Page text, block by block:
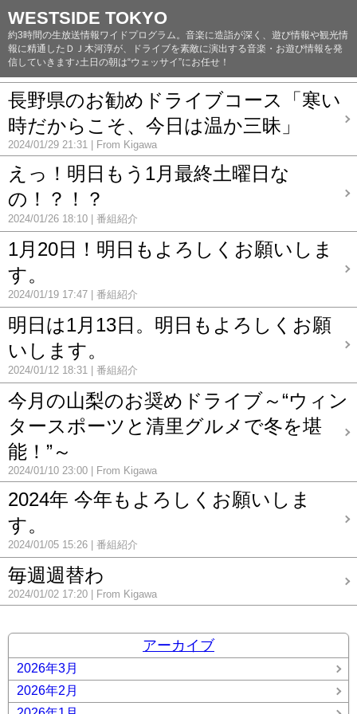
WESTSIDE TOKYO
約3時間の生放送情報ワイドプログラム。音楽に造詣が深く、遊び情報や観光情
報に精通したＤＪ木河淳が、ドライブを素敵に演出する音楽・お遊び情報を発
信していきます♪土日の朝は“ウェッサイ”にお任せ！
長野県のお勧めドライブコース「寒い
時だからこそ、今日は温か三昧」
2024/01/29 21:31 From Kigawa
えっ！明日もう1月最終土曜日な
の！？！？
2024/01/26 18:10 番組紹介
1月20日！明日もよろしくお願いしま
す。
2024/01/19 17:47 番組紹介
明日は1月13日。明日もよろしくお願
いします。
2024/01/12 18:31 番組紹介
今月の山梨のお奨めドライブ～“ウィン
タースポーツと清里グルメで冬を堪
能！”～
2024/01/10 23:00 From Kigawa
2024年 今年もよろしくお願いしま
す。
2024/01/05 15:26 番組紹介
毎週週替わ
2024/01/02 17:20 From Kigawa
アーカイブ
2026年3月
2026年2月